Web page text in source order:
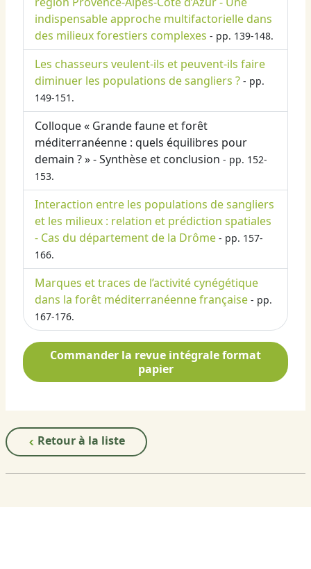
indispensable approche multifactorielle dans
des milieux forestiers complexes - pp. 139-148.
Les chasseurs veulent-ils et peuvent-ils faire
diminuer les populations de sangliers ? - pp.
149-151.
Colloque « Grande faune et forêt
méditerranéenne : quels équilibres pour
demain ? » - Synthèse et conclusion - pp. 152-
153.
Interaction entre les populations de sangliers
et les milieux : relation et prédiction spatiales
- Cas du département de la Drôme - pp. 157-
166.
Marques et traces de l’activité cynégétique
dans la forêt méditerranéenne française - pp.
167-176.
Commander la revue intégrale format
papier
Retour à la liste